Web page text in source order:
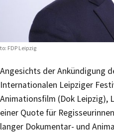
FDP Leipzig
Angesichts der Ankündigung
Internationalen Leipziger
Animationsfilm (Dok Leipzig),
einer Quote für
langer Dokumentar- und